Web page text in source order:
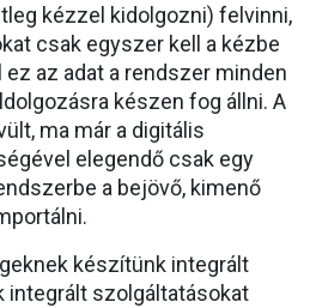
kézzel kidolgozni) felvinni,
csak egyszer kell a kézbe
az adat a rendszer minden
készen fog állni. A
ma már a digitális
elegendő csak egy
a bejövő, kimenő
készítünk integrált
integrált szolgáltatásokat